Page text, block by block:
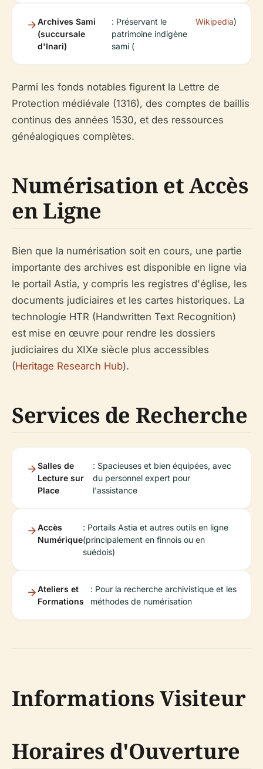
Archives Sami
(succursale
d'Inari)
: Préservant le
patrimoine indigène
sami (
Wikipedia)
Parmi les fonds notables figurent la Lettre de
Protection médiévale (1316), des comptes de baillis
continus des années 1530, et des ressources
généalogiques complètes.
Numérisation et Accès
en Ligne
Bien que la numérisation soit en cours, une partie
importante des archives est disponible en ligne via
le portail Astia, y compris les registres d'église, les
documents judiciaires et les cartes historiques. La
technologie HTR (Handwritten Text Recognition)
est mise en œuvre pour rendre les dossiers
judiciaires du XIXe siècle plus accessibles
(Heritage Research Hub).
Services de Recherche
Salles de
Lecture sur
Place
: Spacieuses et bien équipées, avec
du personnel expert pour
l'assistance
Accès
Numérique
: Portails Astia et autres outils en ligne
(principalement en finnois ou en
suédois)
Ateliers et
Formations
: Pour la recherche archivistique et les
méthodes de numérisation
Informations Visiteur
Horaires d'Ouverture